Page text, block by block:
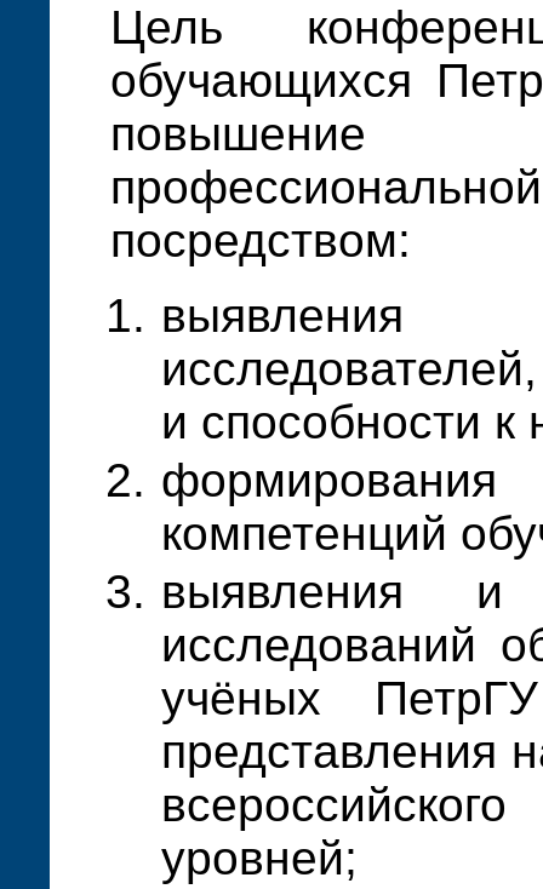
Цель
обучающихся
посредством:
и способности к
компетенций
выявления и
исследований
учёных
представления
уровней;